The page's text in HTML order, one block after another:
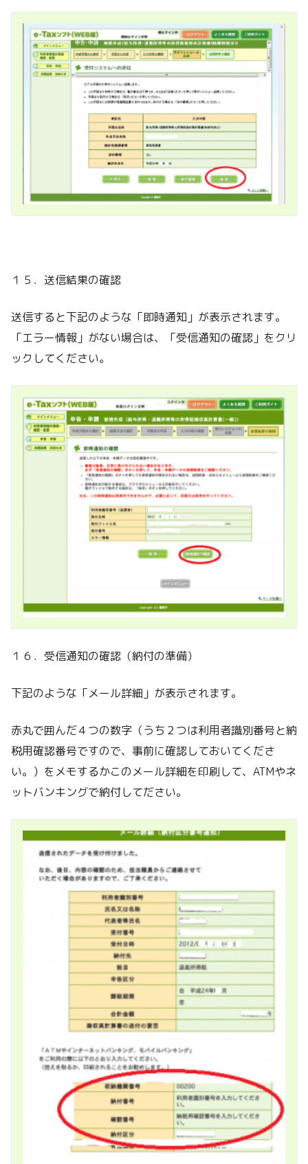
１５．送信結果の確認
送信すると下記のような「即時通知」が表示されます。
「エラー情報」がない場合は、「受信通知の確認」をクリ
ックしてください。
１６．受信通知の確認（納付の準備）
下記のような「メール詳細」が表示されます。
赤丸で囲んだ４つの数字（うち２つは利用者識別番号と納
税用確認番号ですので、事前に確認しておいてくださ
い。）をメモするかこのメール詳細を印刷して、ATMやネ
ットバンキングで納付してださい。